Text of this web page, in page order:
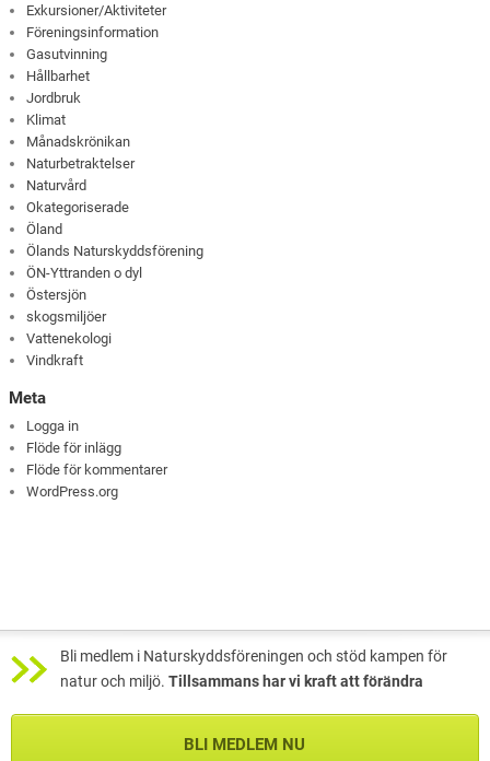
Exkursioner/Aktiviteter
Föreningsinformation
Gasutvinning
Hållbarhet
Jordbruk
Klimat
Månadskrönikan
Naturbetraktelser
Naturvård
Okategoriserade
Öland
Ölands Naturskyddsförening
ÖN-Yttranden o dyl
Östersjön
skogsmiljöer
Vattenekologi
Vindkraft
Meta
Logga in
Flöde för inlägg
Flöde för kommentarer
WordPress.org
Bli medlem i Naturskyddsföreningen och stöd kampen för
natur och miljö. Tillsammans har vi kraft att förändra
BLI MEDLEM NU